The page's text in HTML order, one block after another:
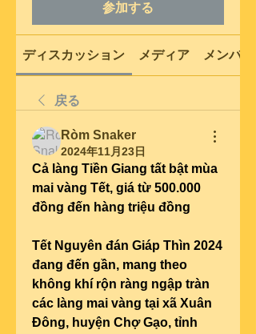
参加する
ディスカッション メディア メンバー
戻る
Ròm Snaker
2024年11月23日
Cả làng Tiền Giang tất bật mùa
mai vàng Tết, giá từ 500.000
đồng đến hàng triệu đồng
Tết Nguyên đán Giáp Thìn 2024
đang đến gần, mang theo
không khí rộn ràng ngập tràn
các làng mai vàng tại xã Xuân
Đông, huyện Chợ Gạo, tỉnh